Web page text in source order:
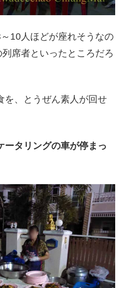
10人ほどが座れそうなの
席者といったところだろ
を、とうぜん素人が回せ
ータリングの車が停まっ